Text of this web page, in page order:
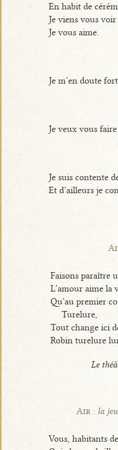
En habit de
Je viens vous
Je vous aime.
Je m’en doute
Je veux vous
Je suis contente
Et d’ailleurs je
Faisons paraître
L’amour aime la
Qu’au premier
Turelure,
Tout change ici
Robin turelure
Le
Air : la
Vous, habitants